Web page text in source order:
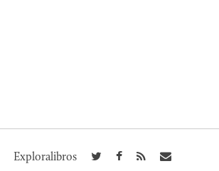
Exploralibros